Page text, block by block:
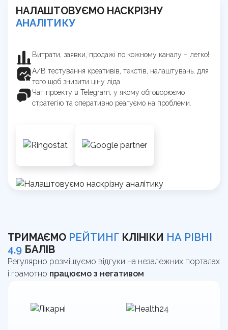
НАЛАШТОВУЄМО НАСКРІЗНУ
АНАЛІТИКУ
Витрати, заявки, продажі по кожному каналу – легко!
А/В тестування креативів, текстів, налаштувань, для
того щоб знизити ціну ліда.
Чат проекту в Telegram, у якому обговорюємо
стратегію та оперативно реагуємо на проблеми.
ТРИМАЄМО РЕЙТИНГ КЛІНІКИ НА РІВНІ
4,9 БАЛІВ
Регулярно розміщуємо відгуки на незалежних порталах
і грамотно працюємо з негативом